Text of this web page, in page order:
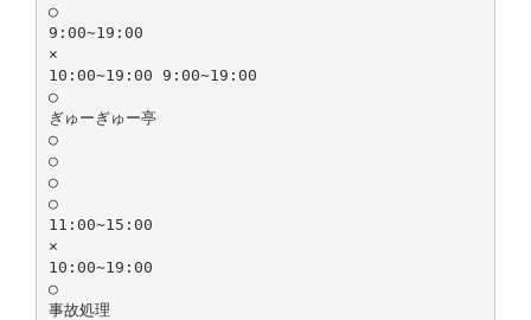
○
9:00∼19:00
×
10:00∼19:00 9:00∼19:00
○
ぎゅーぎゅー亭
○
○
○
○
11:00∼15:00
×
10:00∼19:00
○
事故処理